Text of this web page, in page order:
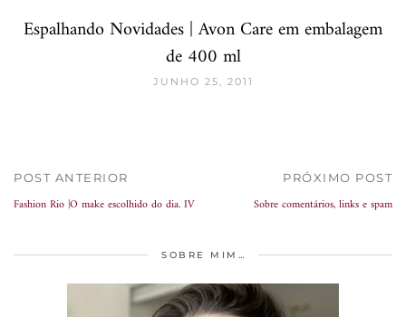
Espalhando Novidades | Avon Care em embalagem
de 400 ml
JUNHO 25, 2011
POST ANTERIOR
Fashion Rio |O make escolhido do dia. IV
PRÓXIMO POST
Sobre comentários, links e spam
SOBRE MIM…